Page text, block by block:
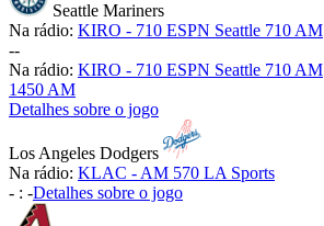
Seattle Mariners
Na rádio: KIRO - 710 ESPN Seattle 710 AM
--
Na rádio: KIRO - 710 ESPN Seattle 710 AM
1450 AM
Detalhes sobre o jogo
Los Angeles Dodgers
Na rádio: KLAC - AM 570 LA Sports
- : -Detalhes sobre o jogo